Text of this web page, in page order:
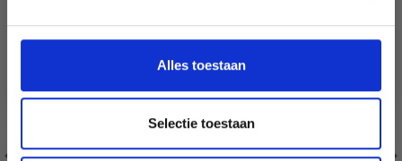
Alles toestaan
Selectie toestaan
Nederlands?